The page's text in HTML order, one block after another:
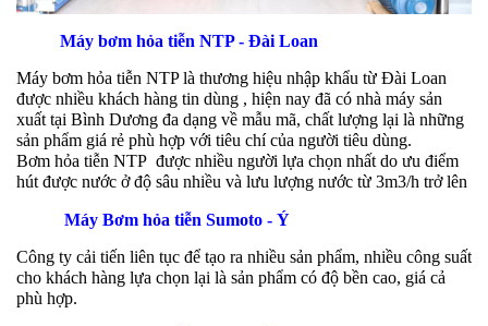
Máy bơm hỏa tiễn NTP - Đài Loan
Máy bơm hỏa tiễn NTP là thương hiệu nhập khẩu từ Đài Loan
được nhiều khách hàng tin dùng , hiện nay đã có nhà máy sản
xuất tại Bình Dương đa dạng về mẫu mã, chất lượng lại là những
sản phẩm giá rẻ phù hợp với tiêu chí của người tiêu dùng.
Bơm hỏa tiễn NTP được nhiều người lựa chọn nhất do ưu điểm
hút được nước ở độ sâu nhiều và lưu lượng nước từ 3m3/h trở lên
Máy Bơm hỏa tiễn Sumoto - Ý
Công ty cải tiến liên tục để tạo ra nhiều sản phẩm, nhiều công suất
cho khách hàng lựa chọn lại là sản phẩm có độ bền cao, giá cả
phù hợp.